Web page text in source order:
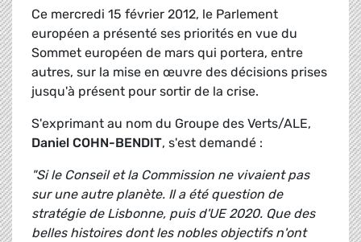
Ce mercredi 15 février 2012, le Parlement
européen a présenté ses priorités en vue du
Sommet européen de mars qui portera, entre
autres, sur la mise en œuvre des décisions prises
jusqu'à présent pour sortir de la crise.
S'exprimant au nom du Groupe des Verts/ALE,
Daniel COHN-BENDIT, s'est demandé :
"Si le Conseil et la Commission ne vivaient pas
sur une autre planète. Il a été question de
stratégie de Lisbonne, puis d'UE 2020. Que des
belles histoires dont les nobles objectifs n'ont